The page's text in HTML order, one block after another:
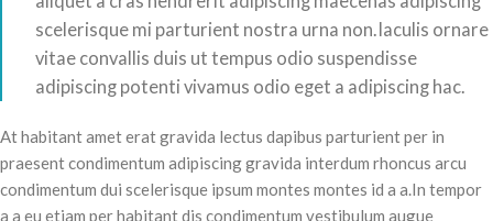
scelerisque mi parturient nostra urna non.Iaculis ornare
vitae convallis duis ut tempus odio suspendisse
adipiscing potenti vivamus odio eget a adipiscing hac.
At habitant amet erat gravida lectus dapibus parturient per in
praesent condimentum adipiscing gravida interdum rhoncus arcu
condimentum dui scelerisque ipsum montes montes id a a.In tempor
a a eu etiam per habitant dis condimentum vestibulum augue